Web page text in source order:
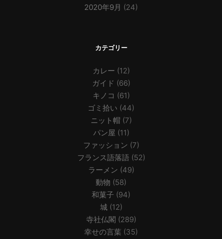
2020年9月 (24)
カテゴリー
カレー (12)
ガイド (66)
キノコ (61)
ゴミ拾い (44)
ニット帽 (7)
パン屋 (11)
ファッション (7)
フランス語落語 (52)
ラーメン (49)
動物 (58)
和菓子 (94)
城(12)
寺社仏閣 (289)
幸せの言葉 (35)